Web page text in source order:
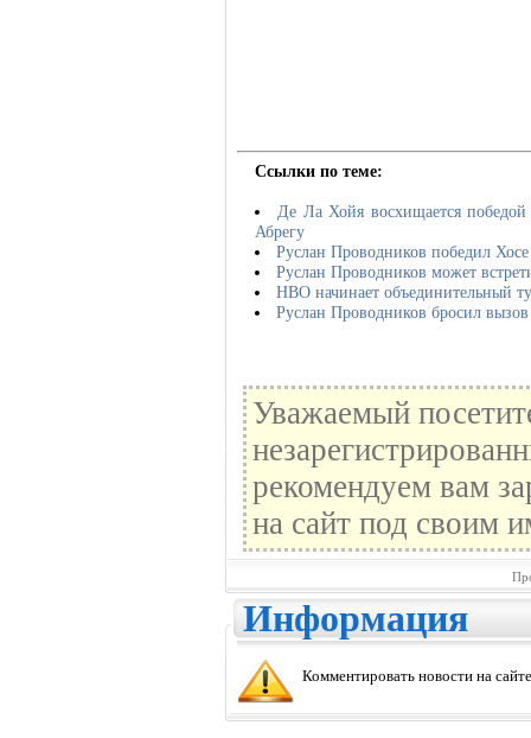
Ссылки по теме:
Де Ла Хойя восхищается
Абрегу
Руслан Проводников победил
Руслан Проводников может
НВО начинает объединительный
Руслан Проводников бросил
Уважаемый
рекомендуем вам
на сайт под своим
Информация
Комментировать новости на